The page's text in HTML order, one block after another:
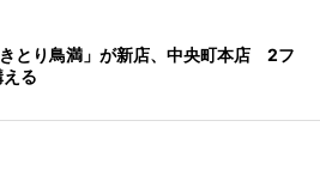
とり鳥満」が新店、中央町本店 2フ
る